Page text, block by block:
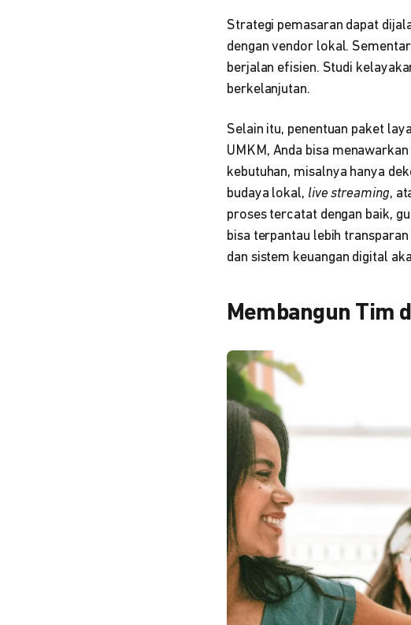
Strategi pemasaran dapat
dengan vendor lokal.
berjalan efisien. Studi
berkelanjutan.
Selain itu, penentuan paket
UMKM, Anda bisa
kebutuhan, misalnya hanya
budaya lokal, live streaming,
proses tercatat dengan baik,
bisa terpantau lebih
dan sistem keuangan digital
Membangun Tim